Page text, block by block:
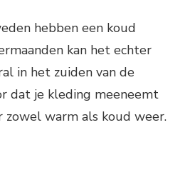
hebben een koud
kan het echter
in het zuiden van de
dat je kleding meeneemt
zowel warm als koud weer.